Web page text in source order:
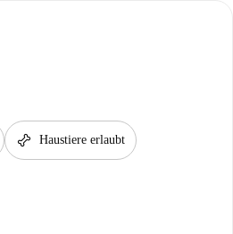
pet_supplies Haustiere erlaubt